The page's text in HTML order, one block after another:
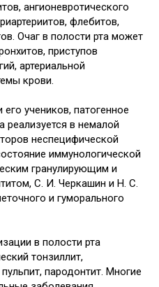
ангионевротического
флебитов,
Очаг в полости рта может
приступов
артериальной
крови.
учеников, патогенное
реализуется в немалой
неспецифической
иммунологической
гранулирующим и
С. И. Черкашин и Н. С.
и гуморального
в полости рта
тонзиллит,
пародонтит. Многие